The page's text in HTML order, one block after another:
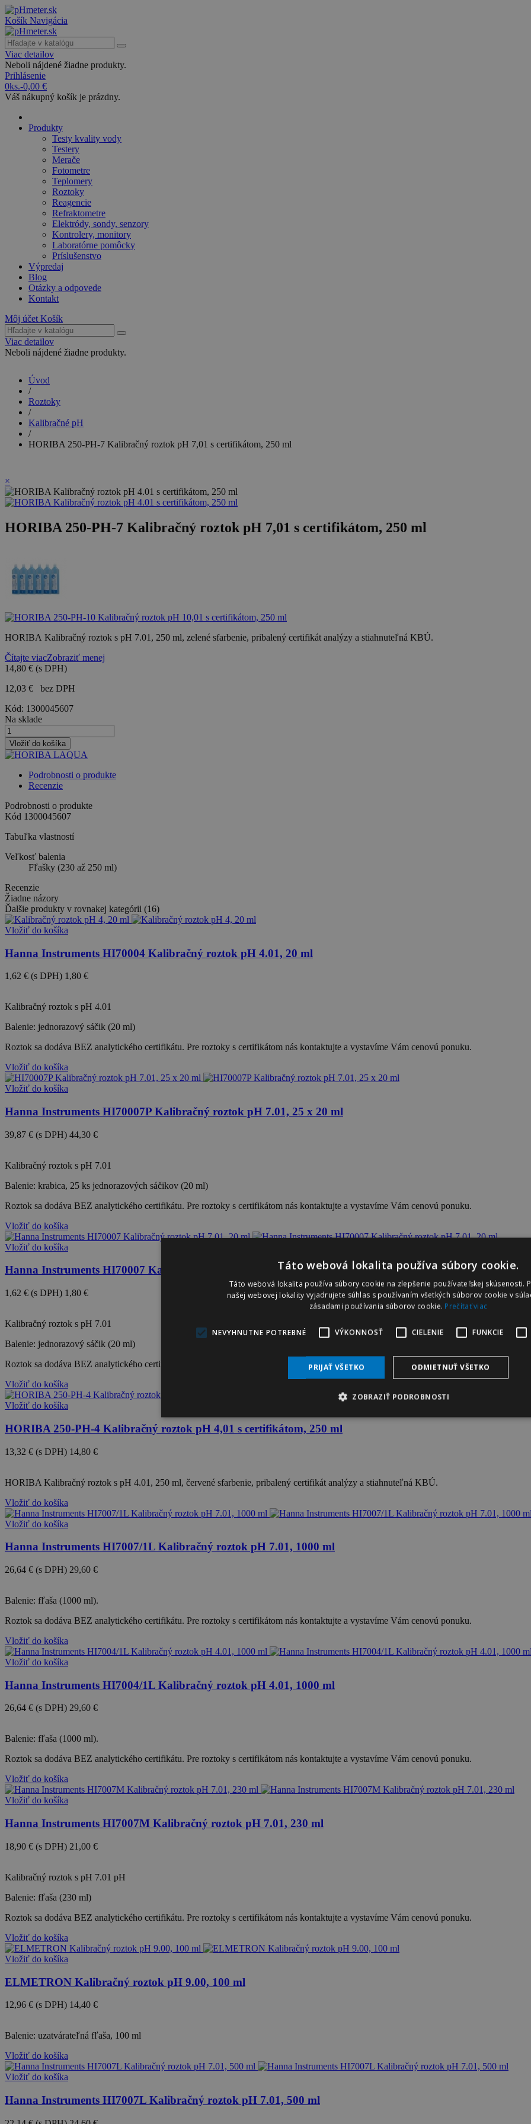
Košík Navigácia
Viac detailov
Neboli nájdené žiadne produkty.
Prihlásenie
0ks.-0,00 €
Váš nákupný košík je prázdny.
Produkty
Testy kvality vody
Testery
Merače
Fotometre
Teplomery
Roztoky
Reagencie
Refraktometre
Elektródy, sondy, senzory
Kontrolery, monitory
Laboratórne pomôcky
Príslušenstvo
Výpredaj
Blog
Otázky a odpovede
Kontakt
Môj účet Košík
Viac detailov
Neboli nájdené žiadne produkty.
Úvod
/
Roztoky
/
Kalibračné pH
/
HORIBA 250-PH-7 Kalibračný roztok pH 7,01 s certifikátom, 250 ml
×
HORIBA 250-PH-7 Kalibračný roztok pH 7,01 s certifikátom, 250 ml
HORIBA Kalibračný roztok s pH 7.01, 250 ml, zelené sfarbenie, pribalený certifikát analýzy a stiahnuteľná KBÚ.
Čítajte viacZobraziť menej
14,80 € (s DPH)
12,03 €
bez DPH
Kód: 1300045607
Na sklade
Vložiť do košíka
Podrobnosti o produkte
Recenzie
Podrobnosti o produkte
Kód 1300045607
Tabuľka vlastností
Veľkosť balenia
Fľašky (230 až 250 ml)
Recenzie
Žiadne názory
Ďalšie produkty v rovnakej kategórii (16)
Vložiť do košíka
Hanna Instruments HI70004 Kalibračný roztok pH 4.01, 20 ml
1,62 € (s DPH) 1,80 €
Kalibračný roztok s pH 4.01
Balenie: jednorazový sáčik (20 ml)
Roztok sa dodáva BEZ analytického certifikátu. Pre roztoky s certifikátom nás kontaktujte a vystavíme Vám cenovú ponuku.
Vložiť do košíka
Vložiť do košíka
Hanna Instruments HI70007P Kalibračný roztok pH 7.01, 25 x 20 ml
39,87 € (s DPH) 44,30 €
Kalibračný roztok s pH 7.01
Balenie: krabica, 25 ks jednorazových sáčikov (20 ml)
Roztok sa dodáva BEZ analytického certifikátu. Pre roztoky s certifikátom nás kontaktujte a vystavíme Vám cenovú ponuku.
Vložiť do košíka
Vložiť do košíka
Hanna Instruments HI70007 Kalibračný roztok pH 7.01, 20 ml
1,62 € (s DPH) 1,80 €
Kalibračný roztok s pH 7.01
Balenie: jednorazový sáčik (20 ml)
Roztok sa dodáva BEZ analytického certifikátu. Pre roztoky s certifikátom nás kontaktujte a vystavíme Vám cenovú ponuku.
Vložiť do košíka
Vložiť do košíka
HORIBA 250-PH-4 Kalibračný roztok pH 4,01 s certifikátom, 250 ml
13,32 € (s DPH) 14,80 €
HORIBA Kalibračný roztok s pH 4.01, 250 ml, červené sfarbenie, pribalený certifikát analýzy a stiahnuteľná KBÚ.
Vložiť do košíka
Vložiť do košíka
Hanna Instruments HI7007/1L Kalibračný roztok pH 7.01, 1000 ml
26,64 € (s DPH) 29,60 €
Balenie: fľaša (1000 ml).
Roztok sa dodáva BEZ analytického certifikátu. Pre roztoky s certifikátom nás kontaktujte a vystavíme Vám cenovú ponuku.
Vložiť do košíka
Vložiť do košíka
Hanna Instruments HI7004/1L Kalibračný roztok pH 4.01, 1000 ml
26,64 € (s DPH) 29,60 €
Balenie: fľaša (1000 ml).
Roztok sa dodáva BEZ analytického certifikátu. Pre roztoky s certifikátom nás kontaktujte a vystavíme Vám cenovú ponuku.
Vložiť do košíka
Vložiť do košíka
Hanna Instruments HI7007M Kalibračný roztok pH 7.01, 230 ml
18,90 € (s DPH) 21,00 €
Kalibračný roztok s pH 7.01 pH
Balenie: fľaša (230 ml)
Roztok sa dodáva BEZ analytického certifikátu. Pre roztoky s certifikátom nás kontaktujte a vystavíme Vám cenovú ponuku.
Vložiť do košíka
Vložiť do košíka
ELMETRON Kalibračný roztok pH 9.00, 100 ml
12,96 € (s DPH) 14,40 €
Balenie: uzatvárateľná fľaša, 100 ml
Vložiť do košíka
Vložiť do košíka
Hanna Instruments HI7007L Kalibračný roztok pH 7.01, 500 ml
Táto webová lokalita používa súbory cookie.
Táto webová lokalita používa súbory cookie na zlepšenie používateľskej skúsenosti.
našej webovej lokality vyjadrujete súhlas s používaním všetkých súborov cookie v
zásadami používania súborov cookie. Prečítať viac
NEVYHNUTNE POTREBNÉ VÝKONNOSŤ CIELENIE FUNKCIE
PRIJAŤ VŠETKO ODMIETNUŤ VŠETKO
ZOBRAZIŤ PODROBNOSTI